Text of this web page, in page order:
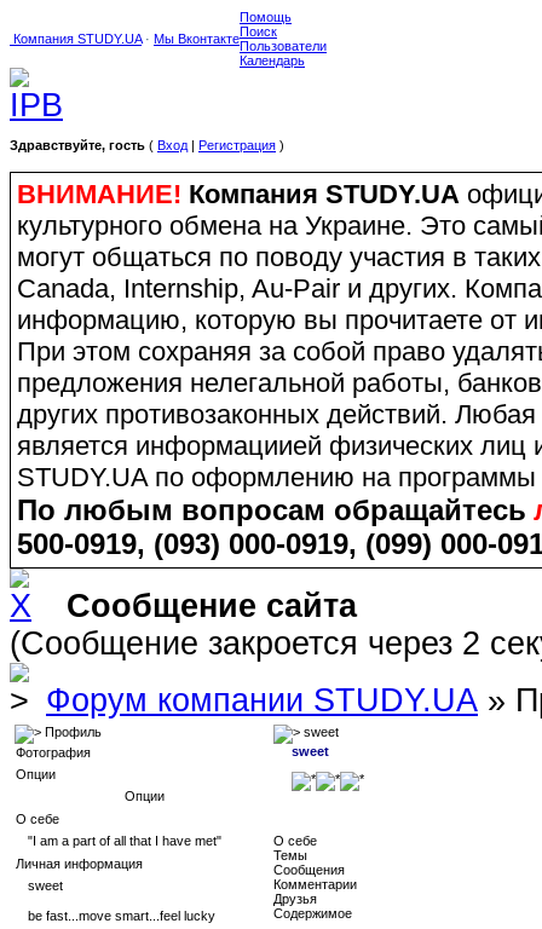
Компания STUDY.UA· Мы Вконтакте
Помощь
Поиск
Пользователи
Календарь
Здравствуйте, гость ( Вход | Регистрация )
ВНИМАНИЕ! Компания STUDY.UA
культурного обмена на Украине. Это
могут общаться по поводу участия в
Canada, Internship, Au-Pair и других.
информацию, которую вы прочитаете от
При этом сохраняя за собой право
предложения нелегальной работы,
других противозаконных действий.
является информациией физических лиц
STUDY.UA по оформлению на
По любым вопросам обращайтесь
500-0919, (093) 000-0919, (099) 000-
Сообщение сайта
(Сообщение закроется через 2
Форум компании STUDY.UA »
Профиль
Фотография
Опции
Опции
О себе
"I am a part of all that I have met"
Личная информация
sweet
be fast...move smart...feel lucky
sweet
sweet
О себе
Темы
Сообщения
Комментарии
Друзья
Содержимое